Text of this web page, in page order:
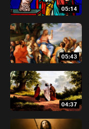
05:14
05:43
04:37